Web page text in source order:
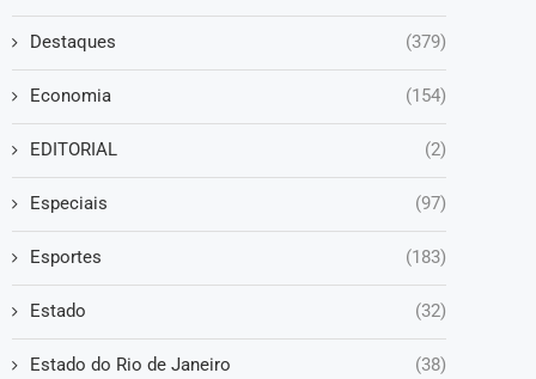
Destaques (379)
Economia (154)
EDITORIAL (2)
Especiais (97)
Esportes (183)
Estado (32)
Estado do Rio de Janeiro (38)